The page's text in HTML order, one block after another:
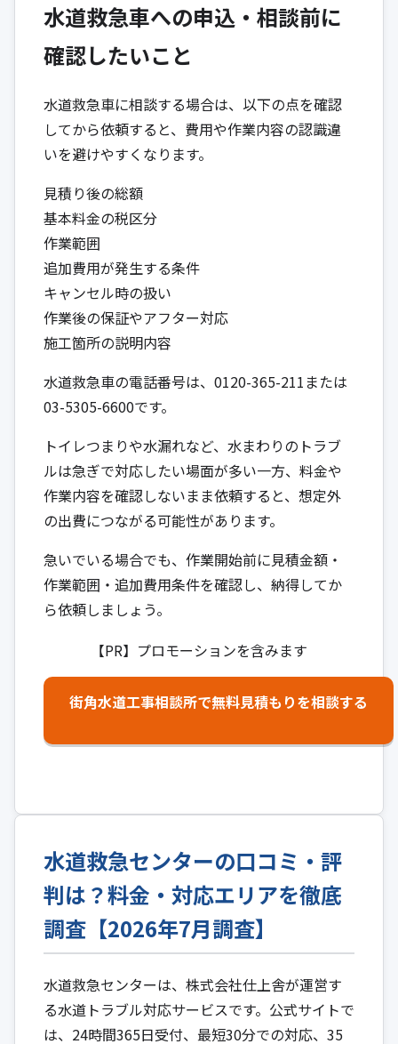
水道救急車への申込・相談前に
確認したいこと
水道救急車に相談する場合は、以下の点を確認
してから依頼すると、費用や作業内容の認識違
いを避けやすくなります。
見積り後の総額
基本料金の税区分
作業範囲
追加費用が発生する条件
キャンセル時の扱い
作業後の保証やアフター対応
施工箇所の説明内容
水道救急車の電話番号は、0120-365-211または
03-5305-6600です。
トイレつまりや水漏れなど、水まわりのトラブ
ルは急ぎで対応したい場面が多い一方、料金や
作業内容を確認しないまま依頼すると、想定外
の出費につながる可能性があります。
急いでいる場合でも、作業開始前に見積金額・
作業範囲・追加費用条件を確認し、納得してか
ら依頼しましょう。
【PR】プロモーションを含みます
街角水道工事相談所で無料見積もりを相談する
水道救急センターの口コミ・評
判は？料金・対応エリアを徹底
調査【2026年7月調査】
水道救急センターは、株式会社仕上舎が運営す
る水道トラブル対応サービスです。公式サイトで
は、24時間365日受付、最短30分での対応、35